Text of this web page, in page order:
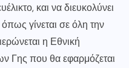
και να διευκολύνει
όπως γίνεται σε όλη την
η Εθνική
Γης που θα εφαρμόζεται